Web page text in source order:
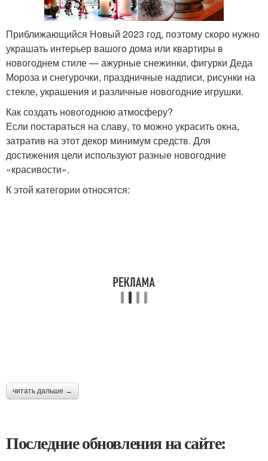
Приближающийся Новый 2023 год, поэтому скоро нужно
украшать интерьер вашого дома или квартиры в
новогоднем стиле — ажурные снежинки, фигурки Деда
Мороза и снегурочки, праздничные надписи, рисунки на
стекле, украшения и различные новогодние игрушки.
Как создать новогоднюю атмосферу?
Если постараться на славу, то можно украсить окна,
затратив на этот декор минимум средств. Для
достижения цели используют разные новогодние
«красивости».
К этой категории относятся:
читать дальше →
Последние обновления на сайте: